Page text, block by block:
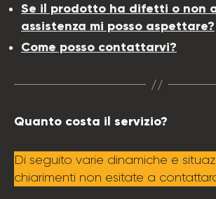
Se il prodotto ha difetti o non
assistenza mi posso aspettare?
Come posso contattarvi?
Quanto costa il servizio?
Di seguito varie dinamiche e
chiarimenti non esitate a